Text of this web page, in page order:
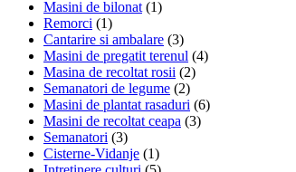
Masini de bilonat (1)
Remorci (1)
Cantarire si ambalare (3)
Masini de pregatit terenul (4)
Masina de recoltat rosii (2)
Semanatori de legume (2)
Masini de plantat rasaduri (6)
Masini de recoltat ceapa (3)
Semanatori (3)
Cisterne-Vidanje (1)